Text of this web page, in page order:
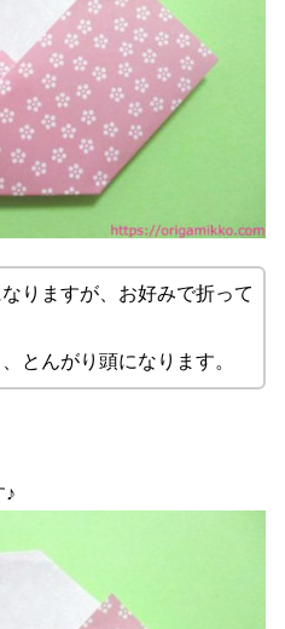
りますが、お好みで折って
とんがり頭になります。
♪